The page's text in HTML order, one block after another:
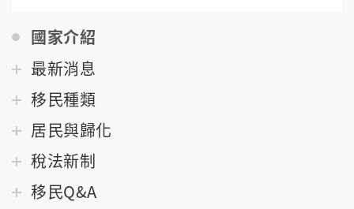
國家介紹
最新消息
移民種類
居民與歸化
稅法新制
移民Q&A